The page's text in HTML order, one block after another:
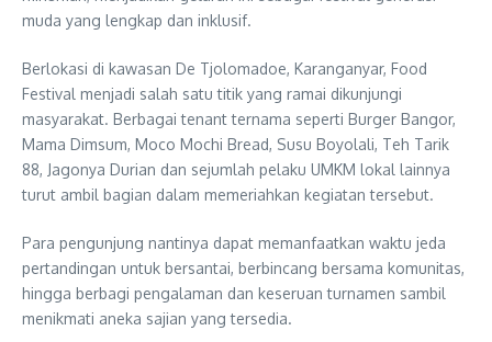
muda yang lengkap dan inklusif.
Berlokasi di kawasan De Tjolomadoe, Karanganyar, Food
Festival menjadi salah satu titik yang ramai dikunjungi
masyarakat. Berbagai tenant ternama seperti Burger Bangor,
Mama Dimsum, Moco Mochi Bread, Susu Boyolali, Teh Tarik
88, Jagonya Durian dan sejumlah pelaku UMKM lokal lainnya
turut ambil bagian dalam memeriahkan kegiatan tersebut.
Para pengunjung nantinya dapat memanfaatkan waktu jeda
pertandingan untuk bersantai, berbincang bersama komunitas,
hingga berbagi pengalaman dan keseruan turnamen sambil
menikmati aneka sajian yang tersedia.